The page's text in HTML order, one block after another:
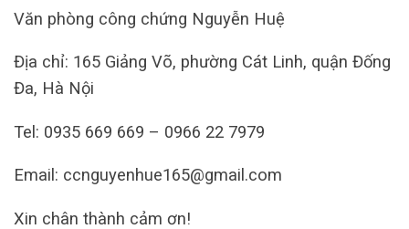
Văn phòng công chứng Nguyễn Huệ
Địa chỉ: 165 Giảng Võ, phường Cát Linh, quận Đống
Đa, Hà Nội
Tel: 0935 669 669 – 0966 22 7979
Email: ccnguyenhue165@gmail.com
Xin chân thành cảm ơn!